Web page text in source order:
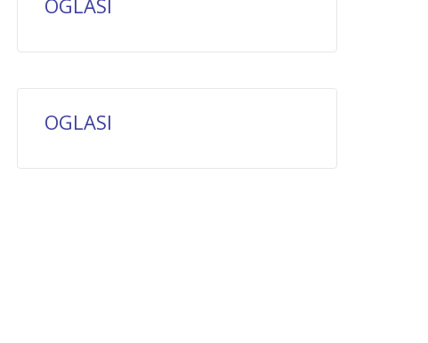
OGLASI
OGLASI